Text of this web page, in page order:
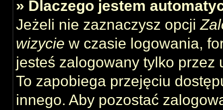
» Dlaczego jestem
Jeżeli nie zaznaczysz opcji
wizycie w czasie logowania,
jesteś zalogowany tylko
To zapobiega przejęciu
innego. Aby pozostać